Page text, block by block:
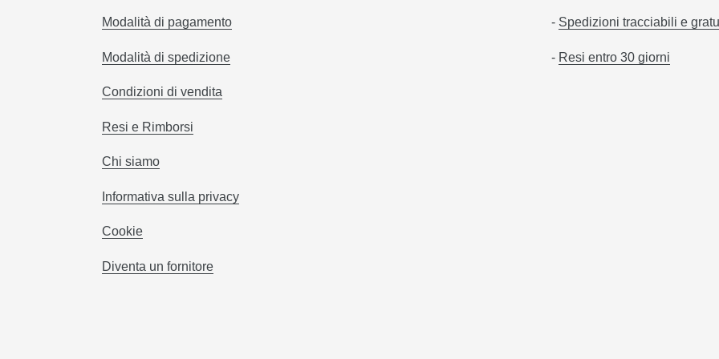
Modalità di pagamento
Modalità di spedizione
Condizioni di vendita
Resi e Rimborsi
Chi siamo
Informativa sulla privacy
Cookie
Diventa un fornitore
- Spedizioni tracciabili e
- Resi entro 30 giorni